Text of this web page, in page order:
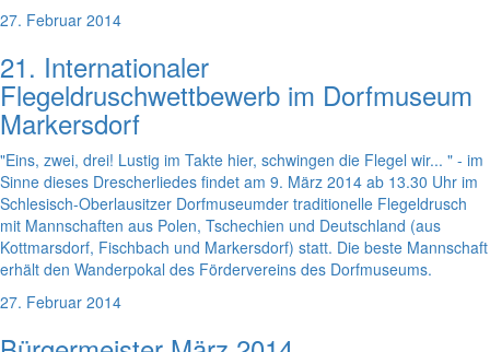
27. Februar 2014
21. Internationaler
Flegeldruschwettbewerb im Dorfmuseum
Markersdorf
"Eins, zwei, drei! Lustig im Takte hier, schwingen die Flegel wir... " - im
Sinne dieses Drescherliedes findet am 9. März 2014 ab 13.30 Uhr im
Schlesisch-Oberlausitzer Dorfmuseumder traditionelle Flegeldrusch
mit Mannschaften aus Polen, Tschechien und Deutschland (aus
Kottmarsdorf, Fischbach und Markersdorf) statt. Die beste Mannschaft
erhält den Wanderpokal des Fördervereins des Dorfmuseums.
27. Februar 2014